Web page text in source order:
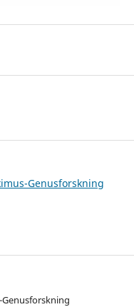
Genusforskning